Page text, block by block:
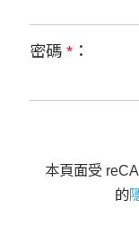
密碼 * ：
本頁面受
的